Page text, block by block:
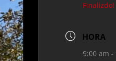
Finalizdo!
HORA
9:00 am -